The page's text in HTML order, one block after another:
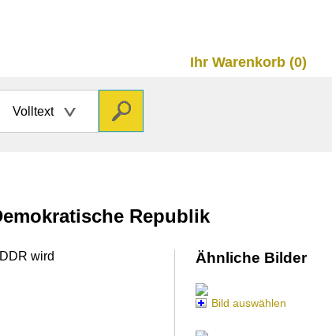
Ihr Warenkorb (0)
Volltext
Republik
wird
Ähnliche Bilder
Bild auswählen